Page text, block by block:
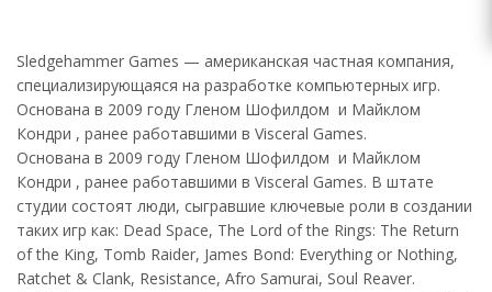
Sledgehammer Games — американская частная компания,
специализирующаяся на разработке компьютерных игр.
Основана в 2009 году Гленом Шофилдом и Майклом
Кондри , ранее работавшими в Visceral Games.
Основана в 2009 году Гленом Шофилдом и Майклом
Кондри , ранее работавшими в Visceral Games. В штате
студии состоят люди, сыгравшие ключевые роли в создании
таких игр как: Dead Space, The Lord of the Rings: The Return
of the King, Tomb Raider, James Bond: Everything or Nothing,
Ratchet & Clank, Resistance, Afro Samurai, Soul Reaver.